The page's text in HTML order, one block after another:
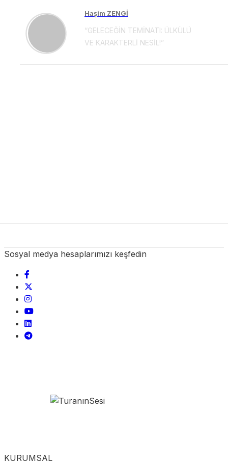
Haşim ZENGİ
“GELECEĞİN TEMİNATI: ÜLKÜLÜ
VE KARAKTERLİ NESİL!”
Sosyal medya hesaplarımızı keşfedin
KURUMSAL